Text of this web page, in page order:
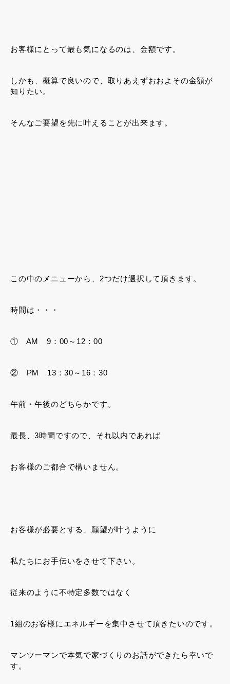
お客様にとって最も気になるのは、金額です。
しかも、概算で良いので、取りあえずおおよその金額が
知りたい。
そんなご要望を先に叶えることが出来ます。
この中のメニューから、2つだけ選択して頂きます。
時間は・・・
① AM 9：00～12：00
② PM 13：30～16：30
午前・午後のどちらかです。
最長、3時間ですので、それ以内であれば
お客様のご都合で構いません。
お客様が必要とする、願望が叶うように
私たちにお手伝いをさせて下さい。
従来のように不特定多数ではなく
1組のお客様にエネルギーを集中させて頂きたいのです。
マンツーマンで本気で家づくりのお話ができたら幸いで
す。